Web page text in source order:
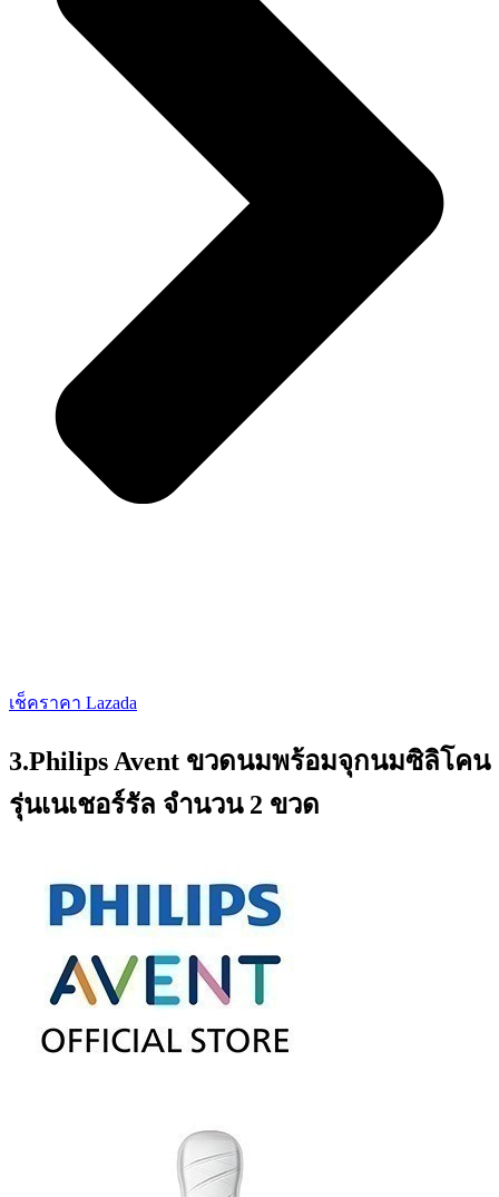
เช็คราคา Lazada
3.Philips Avent ขวดนมพร้อมจุกนมซิลิโคน
รุ่นเนเชอร์รัล จำนวน 2 ขวด